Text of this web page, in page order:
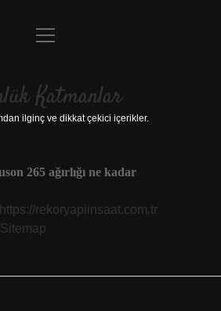
Anasayfa
Yasal Uyarı
menüyü
Katmanlar
ilginç ve dikkat çekici içerikler.
265 ağırlığı ne kadar
https://rekoryapiinsaat.com.tr
Sitemap